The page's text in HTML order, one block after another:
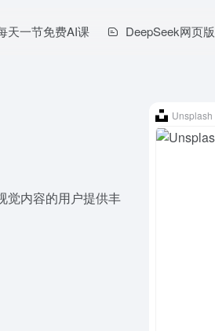
天一节免费AI课 DeepSeek网页版
觉内容的用户提供丰
Unsplash